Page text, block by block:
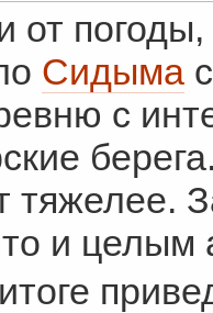
от
Сидыма
с
тяжелее.
и целым